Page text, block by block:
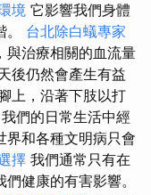
境 它影響我們身體
台北除白蟻專家
與治療相關的血流量
後仍然會產生有益
上，沿著下肢以打
我們的日常生活中經
界和各種文明病只會
擇 我們通常只有在
健康的有害影響。